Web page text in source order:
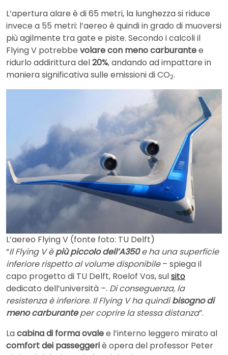
L’apertura alare è di 65 metri, la lunghezza si riduce
invece a 55 metri: l’aereo è quindi in grado di muoversi
più agilmente tra gate e piste. Secondo i calcoli il
Flying V potrebbe volare con meno carburantee
ridurlo addirittura del20%, andando ad impattare in
maniera significativa sulle emissioni di CO2.
L’aereo Flying V (fonte foto: TU Delft)
“Il Flying V èpiù piccolo dell’A350e ha una superficie
inferiore rispetto al volume disponibile– spiega il
capo progetto di TU Delft, Roelof Vos, sulsito
dedicato dell’università –. Di conseguenza, la
resistenza è inferiore. Il Flying V ha quindibisogno di
meno carburanteper coprire la stessa distanza”.
Lacabina di forma ovalee l’interno leggero mirato al
comfort dei passeggeriè opera del professor Peter